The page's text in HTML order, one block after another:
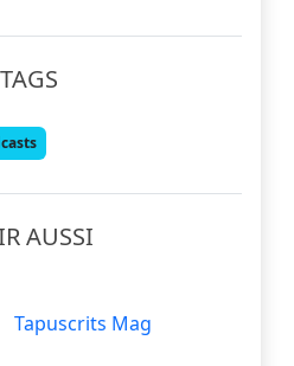
TAGS
AUSSI
Tapuscrits Mag